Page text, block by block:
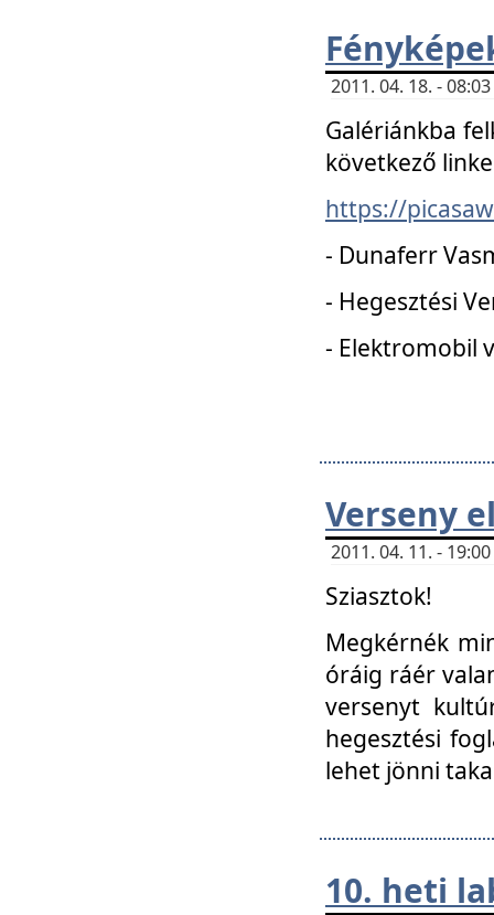
2011. 04. 18. -
Galériánkba
következő
https://
- Dunaferr
- Hegesztési
- Elektromobil
Verseny
2011. 04. 11. -
Sziasztok!
Megkérnék
óráig ráér
versenyt
hegesztési
lehet jönni
10. heti